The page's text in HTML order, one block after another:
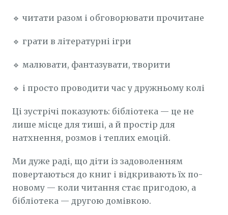
🔹 читати разом і обговорювати прочитане
🔹 грати в літературні ігри
🔹 малювати, фантазувати, творити
🔹 і просто проводити час у дружньому колі
Ці зустрічі показують: бібліотека — це не
лише місце для тиші, а й простір для
натхнення, розмов і теплих емоцій.
Ми дуже раді, що діти із задоволенням
повертаються до книг і відкривають їх по-
новому — коли читання стає пригодою, а
бібліотека — другою домівкою.